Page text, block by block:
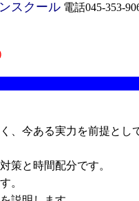
スクール 電話045-353-
今ある実力を前提とし
策と時間配分です。
。